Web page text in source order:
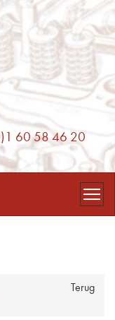
60 58 46 20
Terug